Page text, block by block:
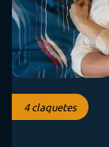
4 claquetes